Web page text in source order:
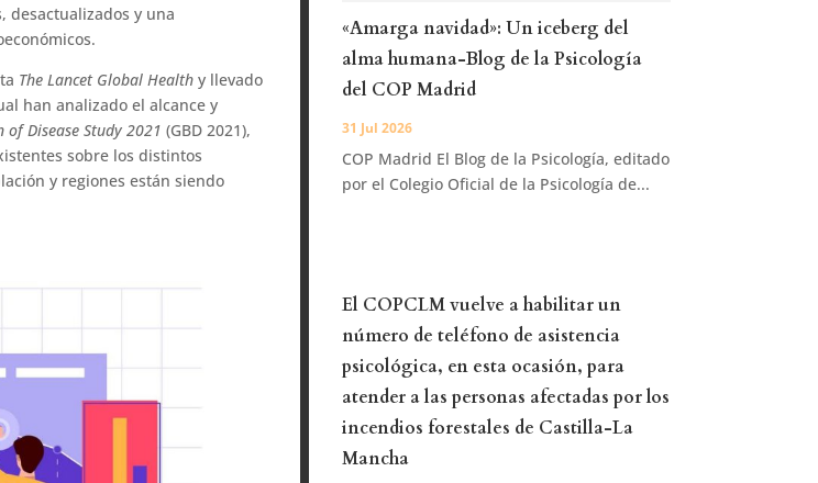
desactualizados y una
The Lancet Global Health y llevado
han analizado el alcance y
of Disease Study 2021 (GBD 2021),
sobre los distintos
y regiones están siendo
«Amarga navidad»: Un iceberg del
alma humana-Blog de la Psicología
del COP Madrid
31 Jul 2026
COP Madrid El Blog de la Psicología, editado
por el Colegio Oficial de la Psicología de...
El COPCLM vuelve a habilitar un
número de teléfono de asistencia
psicológica, en esta ocasión, para
atender a las personas afectadas por los
incendios forestales de Castilla-La
Mancha